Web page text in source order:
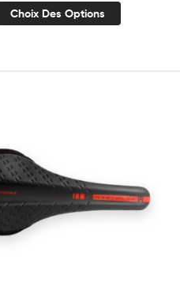
Choix Des Options